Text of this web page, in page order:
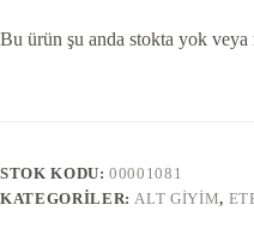
Bu ürün şu anda stokta yok veya
STOK KODU:00001081
KATEGORILER:ALT GIYIM,